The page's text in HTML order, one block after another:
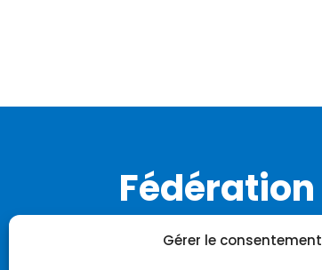
Gérer le consentement
Fédération
Notre histoire